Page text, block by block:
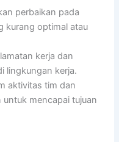
perbaikan pada
kurang optimal atau
kerja dan
lingkungan kerja.
aktivitas tim dan
mencapai tujuan